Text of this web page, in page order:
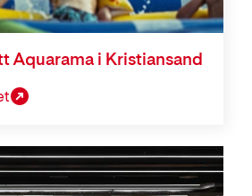
Aquarama i Kristiansand